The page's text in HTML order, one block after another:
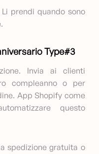
prendi quando sono
Type#3
Invia ai clienti
compleanno o per
App Shopify come
questo
spedizione gratuita o